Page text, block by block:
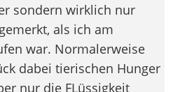
sondern wirklich nur
als ich am
war. Normalerweise
dabei tierischen Hunger
nur die FLüssigkeit